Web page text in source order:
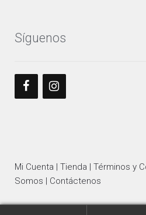
Síguenos
Mi Cuenta | Tienda | Términos y
Somos | Contáctenos